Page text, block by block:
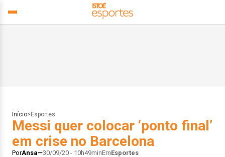
Início> Esportes
Messi quer colocar ‘ponto final’
em crise no Barcelona
PorAnsa 30/09/20 - 10h49minEmEsportes